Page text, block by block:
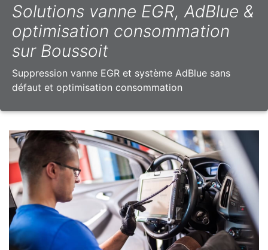
Solutions vanne EGR, AdBlue &
optimisation consommation
sur Boussoit
Suppression vanne EGR et système AdBlue sans
défaut et optimisation consommation